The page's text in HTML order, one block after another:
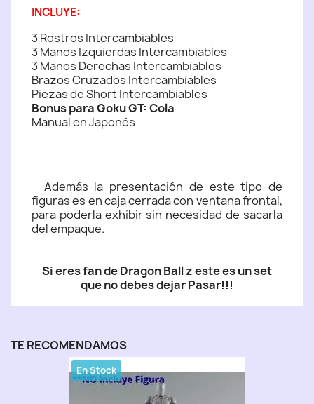
INCLUYE:
3 Rostros Intercambiables
3 Manos Izquierdas Intercambiables
3 Manos Derechas Intercambiables
Brazos Cruzados Intercambiables
Piezas de Short Intercambiables
Bonus para Goku GT: Cola
Manual en Japonés
Además la presentación de este tipo de
figuras es en caja cerrada con ventana frontal,
para poderla exhibir sin necesidad de sacarla
del empaque.
Si eres fan de Dragon Ball z este es un set
que no debes dejar Pasar!!!
TE RECOMENDAMOS
En Stock